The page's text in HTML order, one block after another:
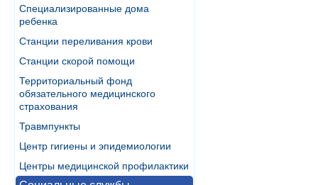
Специализированные дома
ребенка
Станции переливания крови
Станции скорой помощи
Территориальный фонд
обязательного медицинского
страхования
Травмпункты
Центр гигиены и эпидемиологии
Центры медицинской профилактики